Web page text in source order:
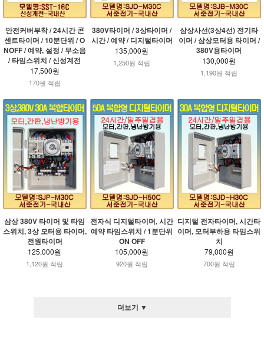
안전커버부착 / 24시간 콘
센트타이머 / 10분단위 / O
NOFF / 예약, 설정 / 무소음
/ 타임스위치 / 신성계전
17,500원
170원 적립
380V타이머 / 3상타이머 /
시간 / 예약 / 디지털타이머
135,000원
1,250원 적립
삼상사선(3상4선) 전기타
이머 / 삼상모터용 타이머 /
380V용타이머
130,000원
1,190원 적립
삼상 380V 타이머 및 타임
스위치, 3상 모터용 타이머,
전원타이머
125,000원
1,120원 적립
전자식 디지털타이머, 시간
예약 타임스위치 / 1분단위
ON OFF
105,000원
920원 적립
디지털 전자타이머, 시간타
이머, 모터부하용 타임스위
치
79,000원
700원 적립
더보기 ▼